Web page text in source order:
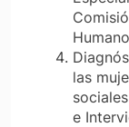
las
e